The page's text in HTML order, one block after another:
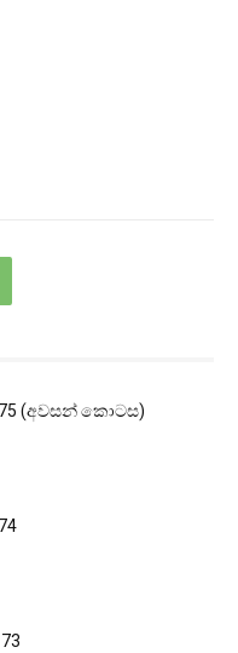
(අවසන් කොටස)